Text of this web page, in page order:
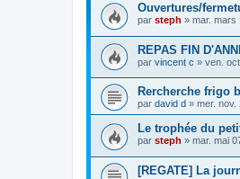
Ouvertures/
par steph » mar. mars
REPAS FIN
par vincent c » ven.
Rercherche frigo
par david d » mer. nov.
Le trophée du
par steph » mar. mai
[REGATE] La